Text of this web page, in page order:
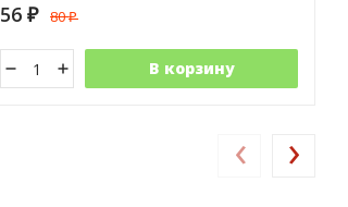
56 ₽ 80₽
В корзину
‹ ›